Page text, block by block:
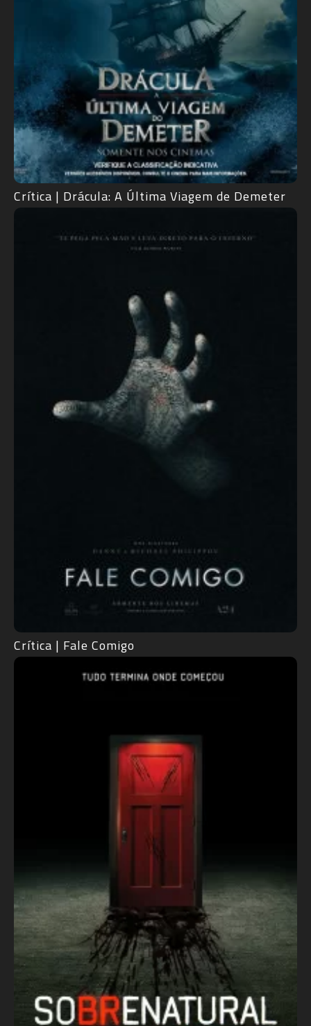
Crítica | Drácula: A Última Viagem de Demeter
Crítica | Fale Comigo